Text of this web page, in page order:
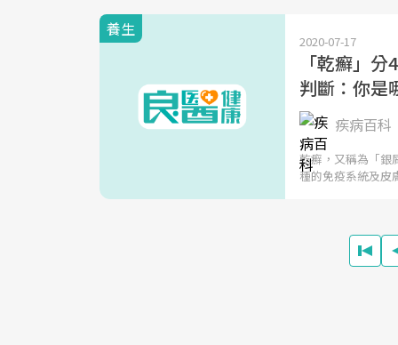
養生
2020-07-17
「乾癬」
判斷：你是
疾病百科
乾癬，又稱為「銀
種的免疫系統及皮